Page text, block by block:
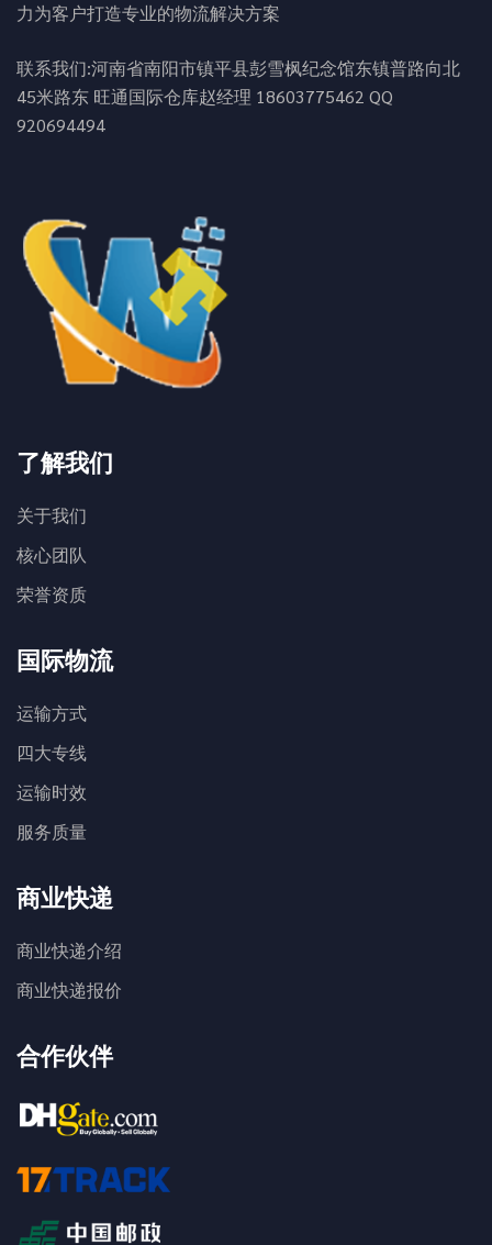
力为客户打造专业的物流解决方案
联系我们:河南省南阳市镇平县彭雪枫纪念馆东镇普路向北
45米路东 旺通国际仓库赵经理 18603775462 QQ
920694494
了解我们
关于我们
核心团队
荣誉资质
国际物流
运输方式
四大专线
运输时效
服务质量
商业快递
商业快递介绍
商业快递报价
合作伙伴